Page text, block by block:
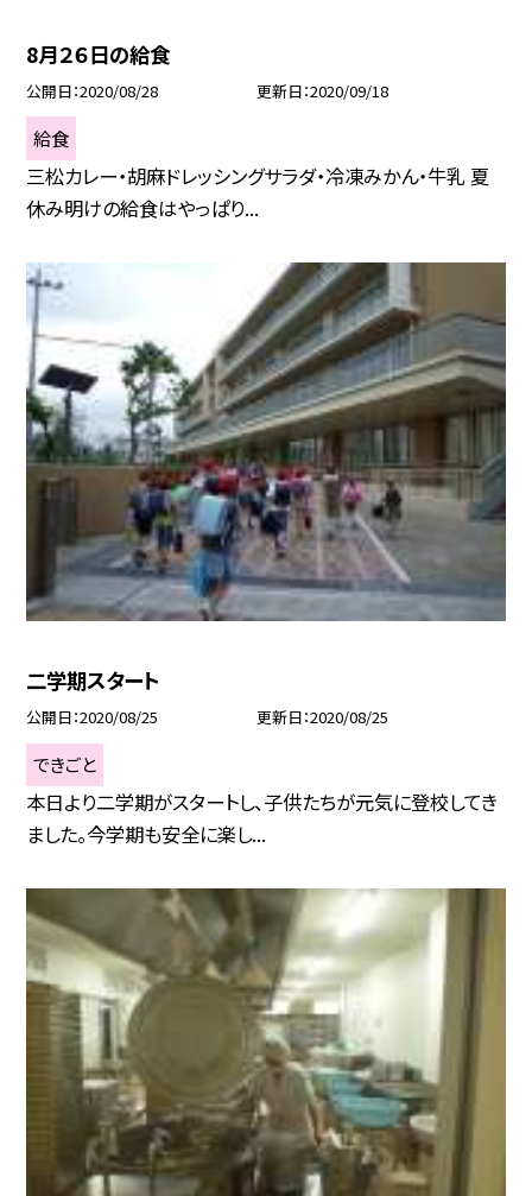
8月２６日の給食
公開日 2020/08/28 更新日 2020/09/18
給食
三松カレー・胡麻ドレッシングサラダ・冷凍みかん・牛乳 夏
休み明けの給食はやっぱり...
二学期スタート
公開日 2020/08/25 更新日 2020/08/25
できごと
本日より二学期がスタートし、子供たちが元気に登校してき
ました。今学期も安全に楽し...